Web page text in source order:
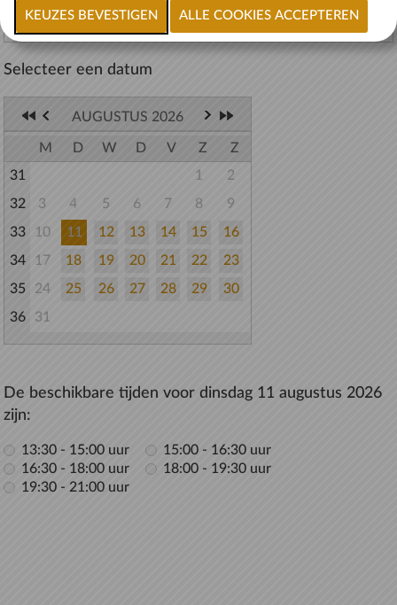
Terug naar lijst
Selecteer een datum
AUGUSTUS 2026
M D W D V Z
Z
31
1
2
32
3 4 5 6 7 8
9
33
10 11 12 13 14 15
16
34
17 18 19 20 21 22
23
35
24 25 26 27 28 29
30
36
31
De beschikbare tijden voor dinsdag 11 augustus 2026
zijn:
13:30 - 15:00 uur
15:00 - 16:30 uur
16:30 - 18:00 uur
18:00 - 19:30 uur
19:30 - 21:00 uur